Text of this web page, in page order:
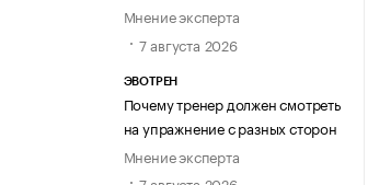
Мнение эксперта
7 августа 2026
ЭВОТРЕН
Почему тренер должен смотреть
на упражнение с разных сторон
Мнение эксперта